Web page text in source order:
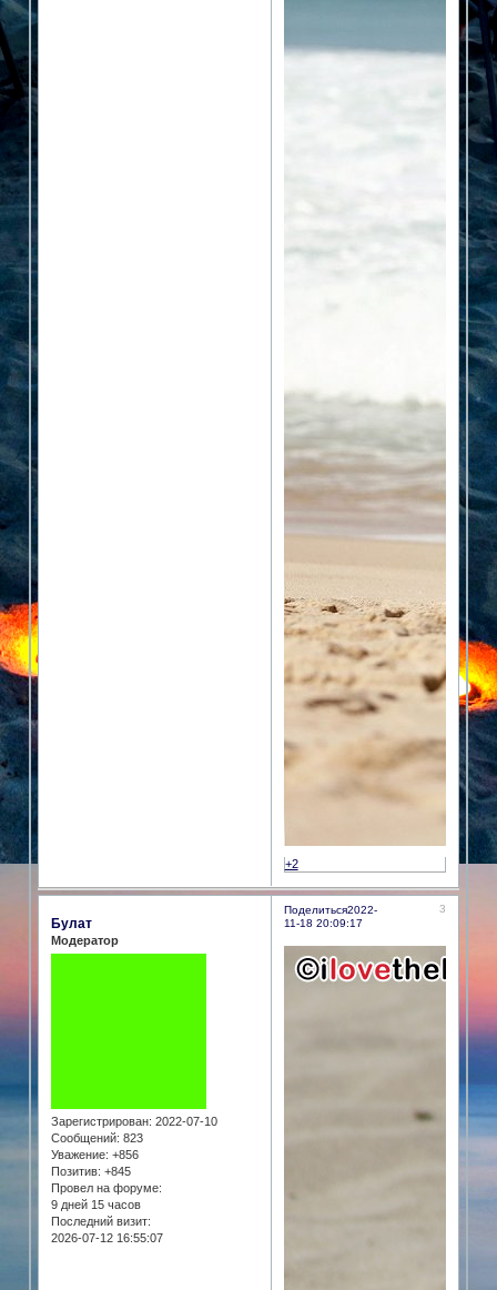
+2
Поделиться 3
2022-
11-18 20:09:17
Булат
Модератор
Зарегистрирован: 2022-07-10
Сообщений: 823
Уважение: +856
Позитив: +845
Провел на форуме:
9 дней 15 часов
Последний визит:
2026-07-12 16:55:07